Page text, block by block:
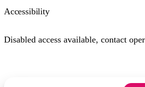
Accessibility
Disabled access available, contact